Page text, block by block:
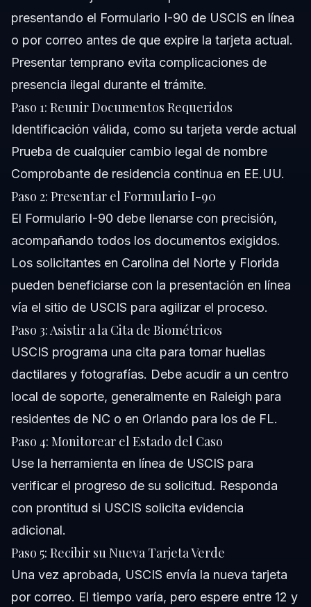
presentando el Formulario I-90 de USCIS en línea
o por correo antes de que expire la tarjeta actual.
Presentar temprano evita complicaciones de
presencia ilegal durante el trámite.
Paso 1: Reunir Documentos Requeridos
Identificación válida, como su tarjeta verde actual
Prueba de cualquier cambio legal de nombre
Comprobante de residencia continua en EE.UU.
Paso 2: Presentar el Formulario I-90
El Formulario I-90 debe llenarse con precisión,
acompañando todos los documentos exigidos.
Los solicitantes en Carolina del Norte y Florida
pueden beneficiarse con la presentación en línea
vía el sitio de USCIS para agilizar el proceso.
Paso 3: Asistir a la Cita de Biométricos
USCIS programa una cita para tomar huellas
dactilares y fotografías. Debe acudir a un centro
local de soporte, generalmente en Raleigh para
residentes de NC o en Orlando para los de FL.
Paso 4: Monitorear el Estado del Caso
Use la herramienta en línea de USCIS para
verificar el progreso de su solicitud. Responda
con prontitud si USCIS solicita evidencia
adicional.
Paso 5: Recibir su Nueva Tarjeta Verde
Una vez aprobada, USCIS envía la nueva tarjeta
por correo. El tiempo varía, pero espere entre 12 y